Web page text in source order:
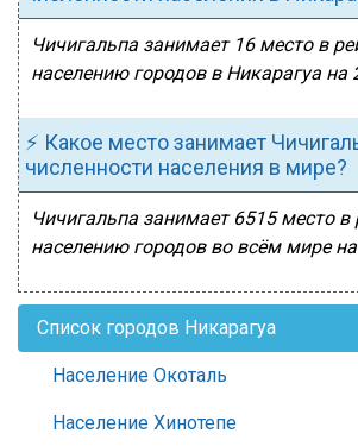
Чичигальпа занимает 16 место в
населению городов в Никарагуа на
⚡ Какое место занимает
численности населения в мире?
Чичигальпа занимает 6515 место в
населению городов во всём мире
Список городов Никарагуа
Население Окоталь
Население Хинотепе